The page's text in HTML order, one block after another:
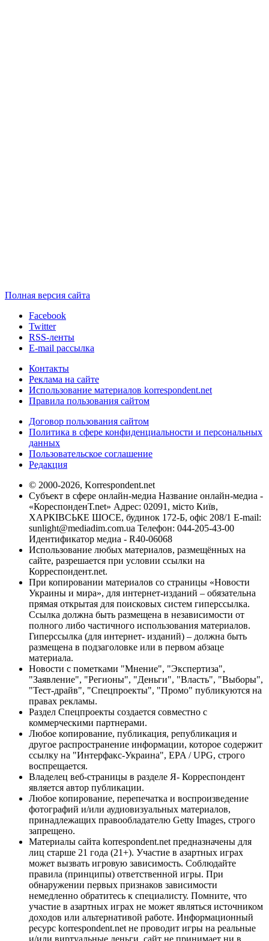
Полная версия сайта
Facebook
Twitter
RSS-ленты
E-mail рассылка
Контакты
Реклама на сайте
Использование материалов korrespondent.net
Правила пользования сайтом
Договор пользования сайтом
Политика в сфере конфиденциальности и персональных
данных
Пользовательское соглашение
Редакция
© 2000-2026, Korrespondent.net
Субъект в сфере онлайн-медиа Название онлайн-медиа -
«КореспонденТ.net» Адрес: 02091, місто Київ,
ХАРКІВСЬКЕ ШОСЕ, будинок 172-Б, офіс 208/1 E-mail:
sunlight@mediadim.com.ua Телефон: 044-205-43-00
Идентификатор медиа - R40-06068
Использование любых материалов, размещённых на
сайте, разрешается при условии ссылки на
Корреспондент.net.
При копировании материалов со страницы «Новости
Украины и мира», для интернет-изданий – обязательна
прямая открытая для поисковых систем гиперссылка.
Ссылка должна быть размещена в независимости от
полного либо частичного использования материалов.
Гиперссылка (для интернет- изданий) – должна быть
размещена в подзаголовке или в первом абзаце
материала.
Новости с пометками "Мнение", "Экспертиза",
"Заявление", "Регионы", "Деньги", "Власть", "Выборы",
"Тест-драйв", "Спецпроекты", "Промо" публикуются на
правах рекламы.
Раздел Спецпроекты создается совместно с
коммерческими партнерами.
Любое копирование, публикация, републикация и
другое распространение информации, которое содержит
ссылку на "Интерфакс-Украина", EPA / UPG, строго
воспрещается.
Владелец веб-страницы в разделе Я- Корреспондент
является автор публикации.
Любое копирование, перепечатка и воспроизведение
фотографий и/или аудиовизуальных материалов,
принадлежащих правообладателю Getty Images, строго
запрещено.
Материалы сайта korrespondent.net предназначены для
лиц старше 21 года (21+). Участие в азартных играх
может вызвать игровую зависимость. Соблюдайте
правила (принципы) ответственной игры. При
обнаружении первых признаков зависимости
немедленно обратитесь к специалисту. Помните, что
участие в азартных играх не может являться источником
доходов или альтернативой работе. Информационный
ресурс korrespondent.net не проводит игры на реальные